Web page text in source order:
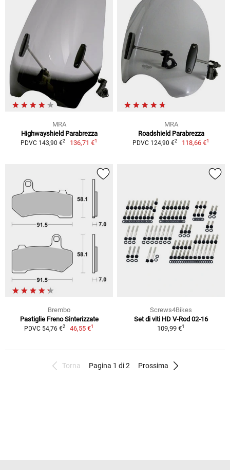
MRA
Highwayshield Parabrezza
PDVC 143,90 €2 136,71 €1
MRA
Roadshield Parabrezza
PDVC 124,90 €2 118,66 €1
Brembo
Pastiglie Freno Sinterizzate
PDVC 54,76 €2 46,55 €1
Screws4Bikes
Set di viti HD V-Rod 02-16
109,99 €1
Torna Pagina 1 di 2 Prossima